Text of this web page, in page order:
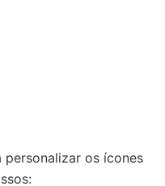
personalizar os ícones